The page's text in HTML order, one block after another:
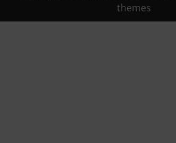
themes